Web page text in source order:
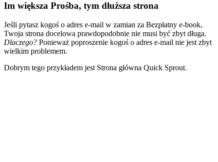
Im większa Prośba, tym dłuższa strona
Jeśli pytasz kogoś o adres e-mail w zamian za Bezpłatny e-book,
Twoja strona docelowa prawdopodobnie nie musi być zbyt długa.
Dlaczego? Ponieważ poproszenie kogoś o adres e-mail nie jest zbyt
wielkim problemem.
Dobrym tego przykładem jest Strona główna Quick Sprout.